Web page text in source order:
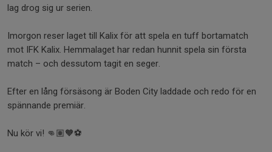
lag drog sig ur serien.
Imorgon reser laget till Kalix för att spela en tuff bortamatch
mot IFK Kalix. Hemmalaget har redan hunnit spela sin första
match – och dessutom tagit en seger.
Efter en lång försäsong är Boden City laddade och redo för en
spännande premiär.
Nu kör vi! 👊🏽🧡⚽️